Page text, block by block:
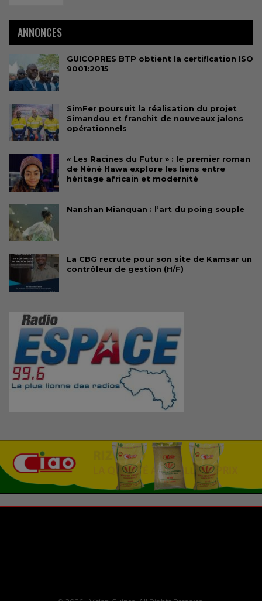
ANNONCES
GUICOPRES BTP obtient la certification ISO
9001:2015
SimFer poursuit la réalisation du projet
Simandou et franchit de nouveaux jalons
opérationnels
« Les Racines du Futur » : le premier roman
de Néné Hawa explore les liens entre
héritage africain et modernité
Nanshan Mianquan : l’art du poing souple
La CBG recrute pour son site de Kamsar un
contrôleur de gestion (H/F)